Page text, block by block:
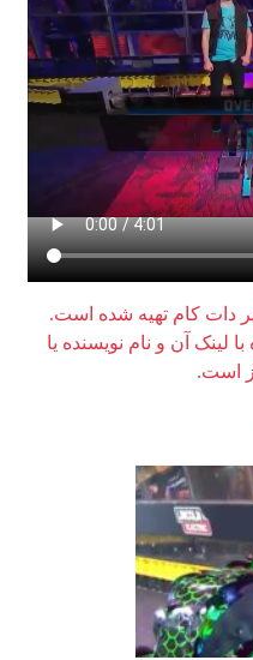
دات کام تهیه شده است.
لینک آن و نام نویسنده یا
است.